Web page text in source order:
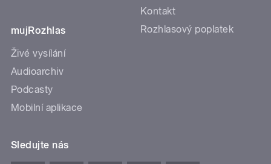
mujRozhlas
Živé vysílání
Audioarchiv
Podcasty
Mobilní aplikace
Kontakt
Rozhlasový poplatek
Sledujte nás